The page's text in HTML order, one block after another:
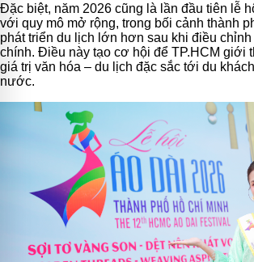
Đặc biệt, năm 2026 cũng là lần đầu tiên lễ
với quy mô mở rộng, trong bối cảnh thành
phát triển du lịch lớn hơn sau khi điều
chính. Điều này tạo cơ hội để TP.HCM giới
giá trị văn hóa – du lịch đặc sắc tới du
nước.